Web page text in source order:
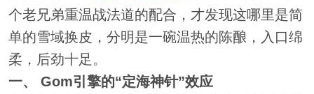
个老兄弟重温战法道的配合，才发现这哪里是简
单的雪域换皮，分明是一碗温热的陈酿，入口绵
柔，后劲十足。
一、 Gom引擎的“定海神针”效应